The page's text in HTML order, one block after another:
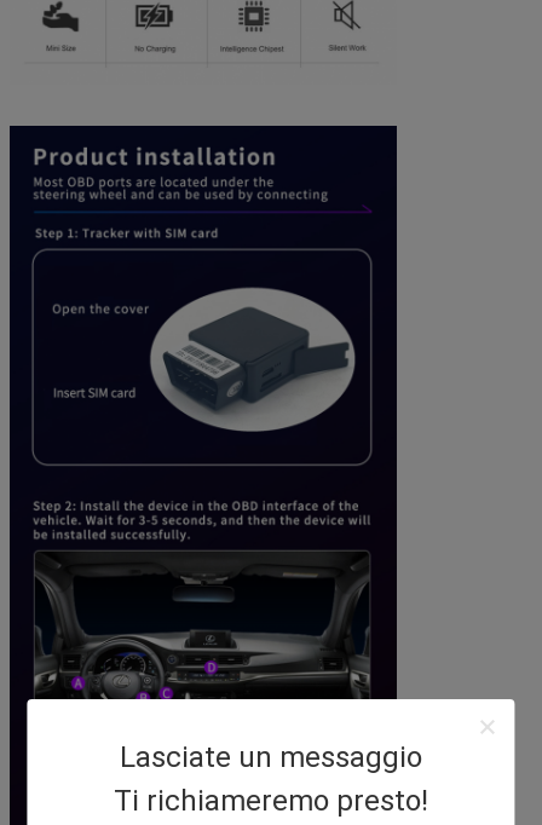
Lasciate un messaggio
Ti richiameremo presto!